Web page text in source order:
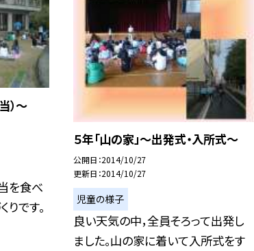
）〜
を食べ
りです。
５年「山の家」〜出発式・入所式〜
公開日 2014/10/27
更新日 2014/10/27
児童の様子
良い天気の中，全員そろって出発し
ました。山の家に着いて入所式をす